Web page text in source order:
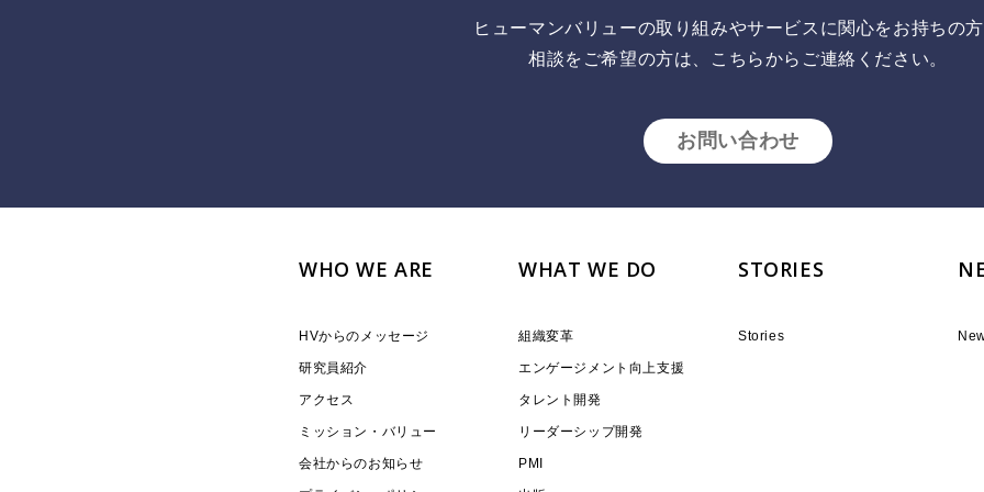
ヒューマンバリューの取り組みやサービスに関心をお持ちの方
相談をご希望の方は、こちらからご連絡ください。
お問い合わせ
WHO WE ARE
HVからのメッセージ
研究員紹介
アクセス
ミッション・バリュー
会社からのお知らせ
WHAT WE DO
組織変革
エンゲージメント向上支援
タレント開発
リーダーシップ開発
PMI
STORIES
Stories